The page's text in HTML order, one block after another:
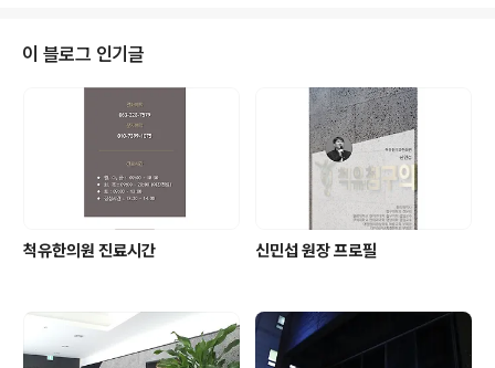
이 블로그 인기글
척유한의원 진료시간 신민섭 원장 프로필